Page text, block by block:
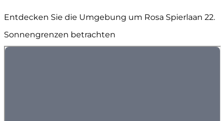
Entdecken Sie die Umgebung um Rosa Spierlaan 22.
Sonnengrenzen betrachten